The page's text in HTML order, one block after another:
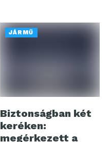
JÁRMŰ
Biztonságban két
keréken:
megérkezett a